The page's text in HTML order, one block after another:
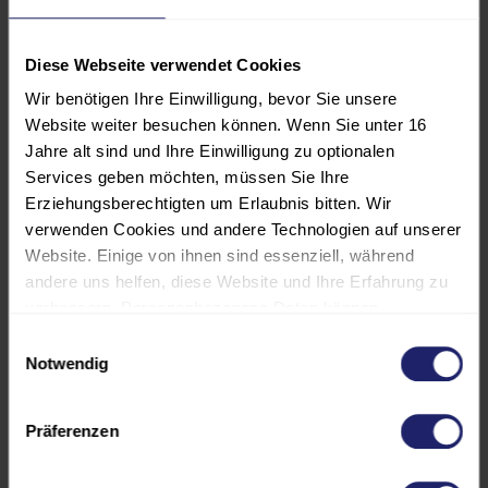
Diese Webseite verwendet Cookies
Wir benötigen Ihre Einwilligung, bevor Sie unsere
Website weiter besuchen können. Wenn Sie unter 16
Jahre alt sind und Ihre Einwilligung zu optionalen
Services geben möchten, müssen Sie Ihre
Erziehungsberechtigten um Erlaubnis bitten. Wir
verwenden Cookies und andere Technologien auf unserer
Website. Einige von ihnen sind essenziell, während
andere uns helfen, diese Website und Ihre Erfahrung zu
personalisierte Anzeigen und Inhalte oder die Messung
von Anzeigen und Inhalten. Weitere Informationen über
Datenschutzerklärung. Es besteht keine Verpflichtung, in
Notwendig
Präferenzen
vermeiden
erhalten praxistaugliche
Werkzeuge für kleine und mittlere
Projekte in der MedTech
Methoden:
Impulsvortrag, Gruppenarbeit mit
praktischen Übungen, Tipps und
Die vorgestellten Werkzeuge und
direkt auf Ihre eigenen Projekte und